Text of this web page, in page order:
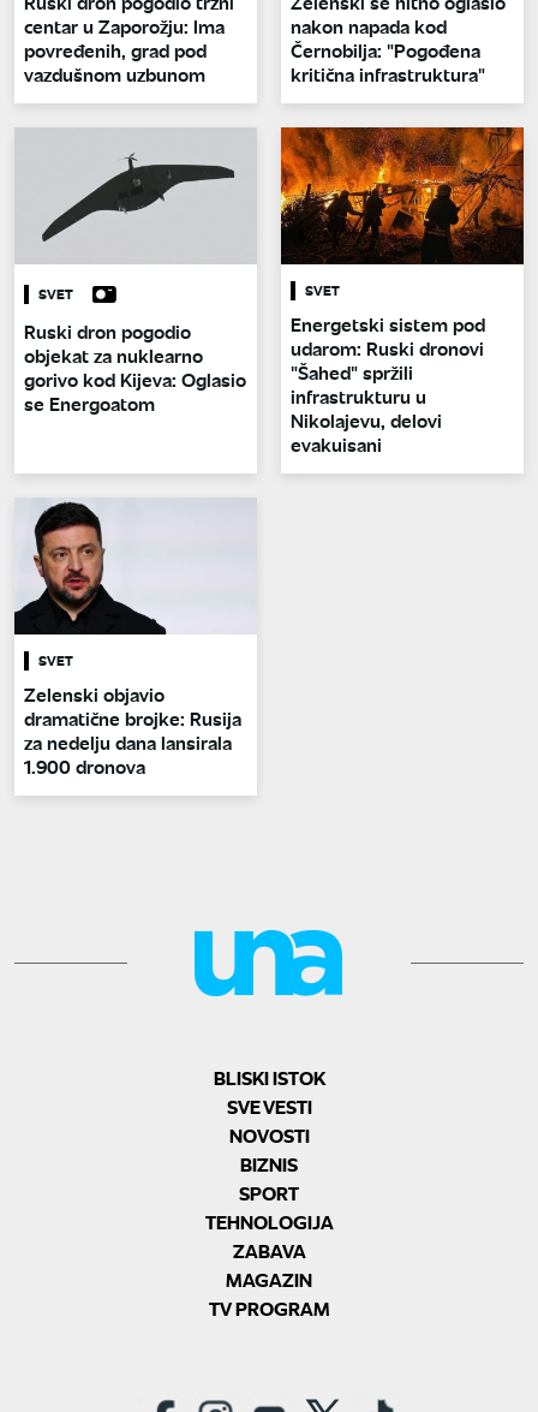
centar u Zaporožju: Ima
povređenih, grad pod
vazdušnom uzbunom
nakon napada kod
Černobilja: "Pogođena
kritična infrastruktura"
SVET
Ruski dron pogodio
objekat za nuklearno
gorivo kod Kijeva: Oglasio
se Energoatom
SVET
Energetski sistem pod
udarom: Ruski dronovi
"Šahed" spržili
infrastrukturu u
Nikolajevu, delovi
evakuisani
SVET
Zelenski objavio
dramatične brojke: Rusija
za nedelju dana lansirala
1.900 dronova
BLISKI ISTOK
SVE VESTI
NOVOSTI
BIZNIS
SPORT
TEHNOLOGIJA
ZABAVA
MAGAZIN
TV PROGRAM